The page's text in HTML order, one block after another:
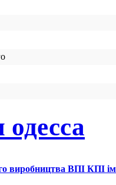
виробництва ВПІ КПІ